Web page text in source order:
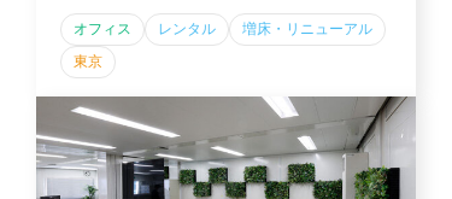
オフィス レンタル
増床・リニューアル
東京